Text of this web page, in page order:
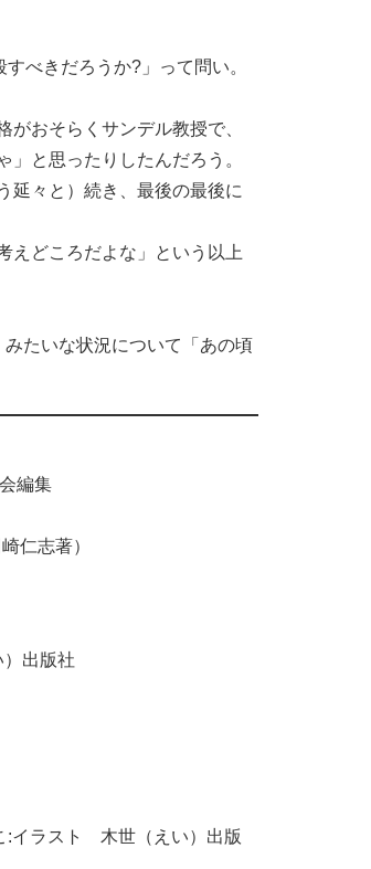
べきだろうか?」って問い。
おそらくサンデル教授で、
と思ったりしたんだろう。
延々と）続き、最後の最後に
えどころだよな」という以上
たいな状況について「あの頃
編集
仁志著）
出版社
:イラスト 木世（えい）出版